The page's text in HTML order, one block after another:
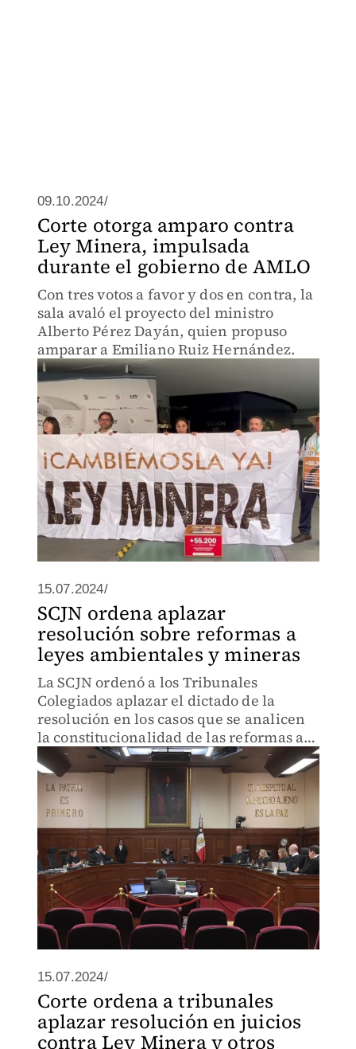
09.10.2024/
Corte otorga amparo contra
Ley Minera, impulsada
durante el gobierno de AMLO
Con tres votos a favor y dos en contra, la
sala avaló el proyecto del ministro
Alberto Pérez Dayán, quien propuso
amparar a Emiliano Ruiz Hernández.
15.07.2024/
SCJN ordena aplazar
resolución sobre reformas a
leyes ambientales y mineras
La SCJN ordenó a los Tribunales
Colegiados aplazar el dictado de la
resolución en los casos que se analicen
la constitucionalidad de las reformas a
la Ley Minera, la Ley de Aguas
Nacionales, entre otras.
15.07.2024/
Corte ordena a tribunales
aplazar resolución en juicios
contra Ley Minera y otros